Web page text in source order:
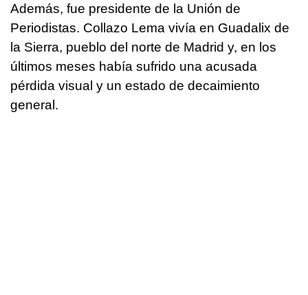
Además, fue presidente de la Unión de
Periodistas. Collazo Lema vivía en Guadalix de
la Sierra, pueblo del norte de Madrid y, en los
últimos meses había sufrido una acusada
pérdida visual y un estado de decaimiento
general.